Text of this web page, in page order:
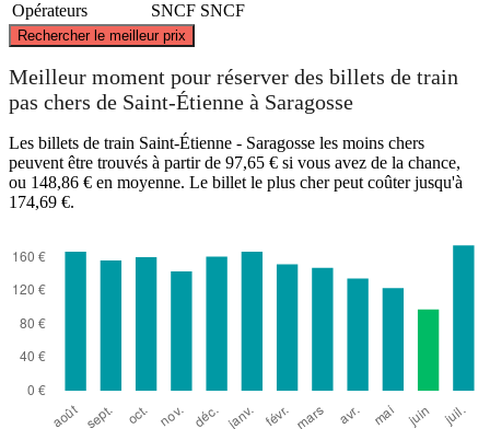
Opérateurs
SNCF SNCF
Rechercher le meilleur prix
Meilleur moment pour réserver des billets de train
pas chers de Saint-Étienne à Saragosse
Les billets de train Saint-Étienne - Saragosse les moins chers
peuvent être trouvés à partir de 97,65 € si vous avez de la chance,
ou 148,86 € en moyenne. Le billet le plus cher peut coûter jusqu'à
174,69 €.